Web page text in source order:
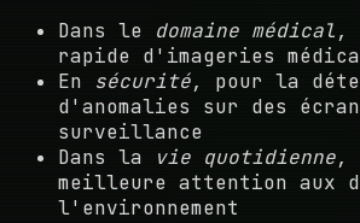
Dans le domaine médical,
rapide d'imageries
En sécurité, pour la
d'anomalies sur des
surveillance
Dans la
vie quotidienne,
meilleure attention aux
l'environnement